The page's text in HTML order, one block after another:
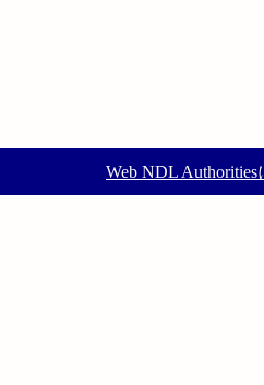
Web NDL Authorities